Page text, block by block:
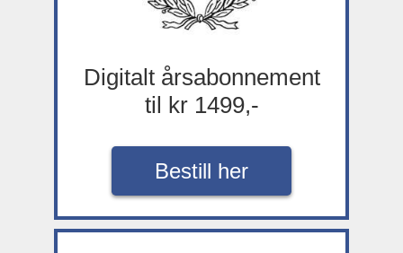
Digitalt årsabonnement
til kr 1499,-
Bestill her